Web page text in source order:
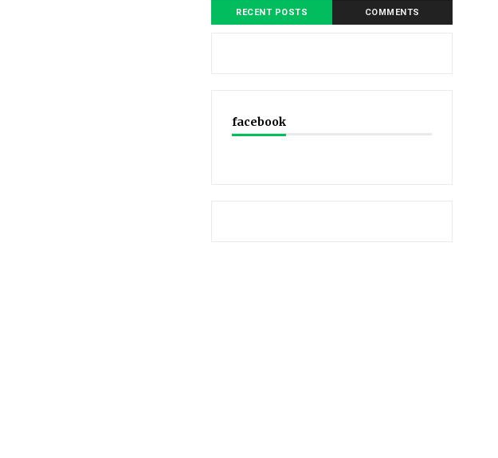
RECENT POSTS COMMENTS
facebook